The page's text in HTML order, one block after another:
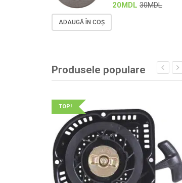
20MDL 30MDL
ADAUGĂ ÎN COȘ
Produsele populare
TOP!